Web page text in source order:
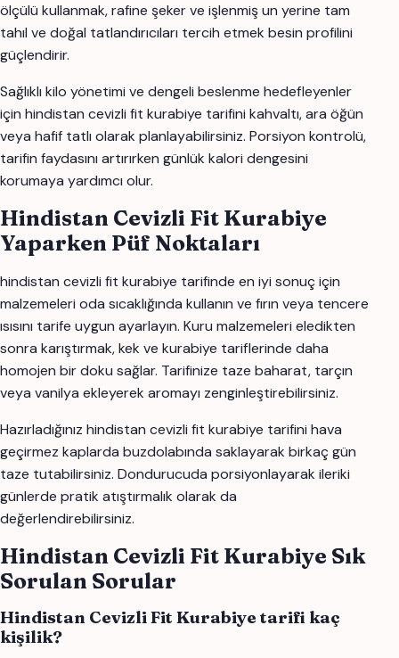
ölçülü kullanmak, rafine şeker ve işlenmiş un yerine tam
tahıl ve doğal tatlandırıcıları tercih etmek besin profilini
güçlendirir.
Sağlıklı kilo yönetimi ve dengeli beslenme hedefleyenler
için hindistan cevizli fit kurabiye tarifini kahvaltı, ara öğün
veya hafif tatlı olarak planlayabilirsiniz. Porsiyon kontrolü,
tarifin faydasını artırırken günlük kalori dengesini
korumaya yardımcı olur.
Hindistan Cevizli Fit Kurabiye
Yaparken Püf Noktaları
hindistan cevizli fit kurabiye tarifinde en iyi sonuç için
malzemeleri oda sıcaklığında kullanın ve fırın veya tencere
ısısını tarife uygun ayarlayın. Kuru malzemeleri eledikten
sonra karıştırmak, kek ve kurabiye tariflerinde daha
homojen bir doku sağlar. Tarifinize taze baharat, tarçın
veya vanilya ekleyerek aromayı zenginleştirebilirsiniz.
Hazırladığınız hindistan cevizli fit kurabiye tarifini hava
geçirmez kaplarda buzdolabında saklayarak birkaç gün
taze tutabilirsiniz. Dondurucuda porsiyonlayarak ileriki
günlerde pratik atıştırmalık olarak da
değerlendirebilirsiniz.
Hindistan Cevizli Fit Kurabiye Sık
Sorulan Sorular
Hindistan Cevizli Fit Kurabiye tarifi kaç
kişilik?